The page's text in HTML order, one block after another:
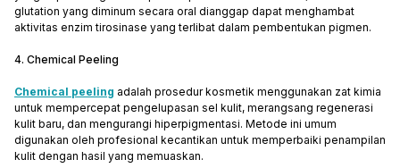
glutation yang diminum secara oral dianggap dapat menghambat
aktivitas enzim tirosinase yang terlibat dalam pembentukan pigmen.
4. Chemical Peeling
Chemical peeling adalah prosedur kosmetik menggunakan zat kimia
untuk mempercepat pengelupasan sel kulit, merangsang regenerasi
kulit baru, dan mengurangi hiperpigmentasi. Metode ini umum
digunakan oleh profesional kecantikan untuk memperbaiki penampilan
kulit dengan hasil yang memuaskan.